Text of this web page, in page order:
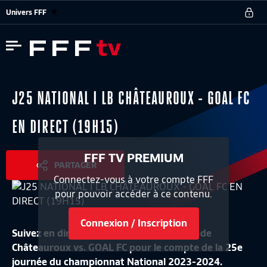
Univers FFF
J25 NATIONAL I LB CHÂTEAUROUX - GOAL FC
EN DIRECT (19H15)
PARTAGERFFF TV PREMIUM
Connectez-vous à votre compte FFF
pour pouvoir accéder à ce contenu.
Connexion / Inscription
Suivez en direct le match La Berrichonne de
Châteauroux vs. GOAL FC pour le compte de la 25e
journée du championnat National 2023-2024.